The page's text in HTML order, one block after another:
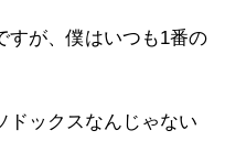
すが、僕はいつも1番の
ドックスなんじゃない